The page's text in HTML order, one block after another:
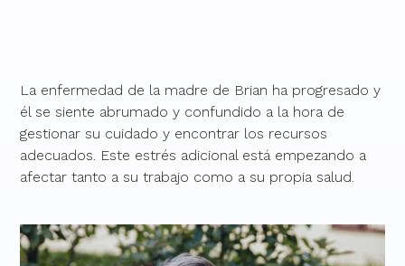
La enfermedad de la madre de Brian ha progresado y
él se siente abrumado y confundido a la hora de
gestionar su cuidado y encontrar los recursos
adecuados. Este estrés adicional está empezando a
afectar tanto a su trabajo como a su propia salud.